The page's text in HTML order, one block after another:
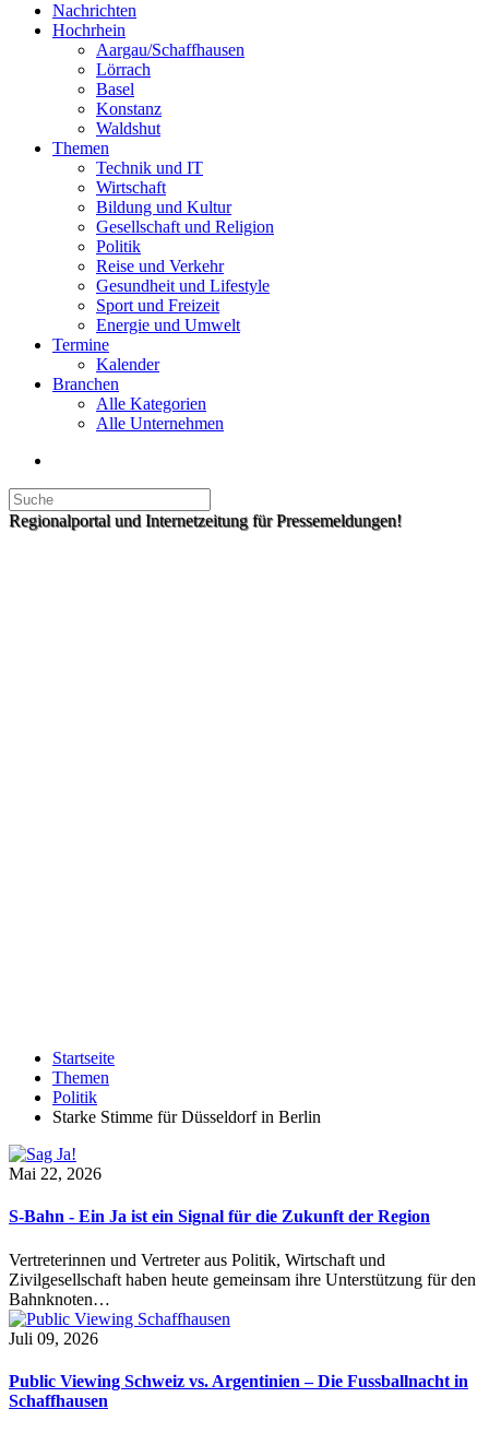
Nachrichten
Hochrhein
Aargau/Schaffhausen
Lörrach
Basel
Konstanz
Waldshut
Themen
Technik und IT
Wirtschaft
Bildung und Kultur
Gesellschaft und Religion
Politik
Reise und Verkehr
Gesundheit und Lifestyle
Sport und Freizeit
Energie und Umwelt
Termine
Kalender
Branchen
Alle Kategorien
Alle Unternehmen
Regionalportal und Internetzeitung für Pressemeldungen!
Startseite
Themen
Politik
Starke Stimme für Düsseldorf in Berlin
Mai 22, 2026
S-Bahn - Ein Ja ist ein Signal für die Zukunft der Region
Vertreterinnen und Vertreter aus Politik, Wirtschaft und
Zivilgesellschaft haben heute gemeinsam ihre Unterstützung für den
Bahnknoten…
Juli 09, 2026
Public Viewing Schweiz vs. Argentinien – Die Fussballnacht in
Schaffhausen